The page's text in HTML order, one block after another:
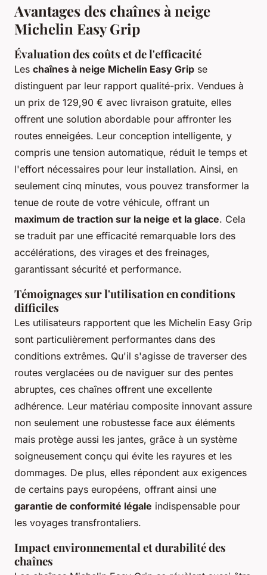
Avantages des chaînes à neige
Michelin Easy Grip
Évaluation des coûts et de l'efficacité
Les chaînes à neige Michelin Easy Grip se
distinguent par leur rapport qualité-prix. Vendues à
un prix de 129,90 € avec livraison gratuite, elles
offrent une solution abordable pour affronter les
routes enneigées. Leur conception intelligente, y
compris une tension automatique, réduit le temps et
l'effort nécessaires pour leur installation. Ainsi, en
seulement cinq minutes, vous pouvez transformer la
tenue de route de votre véhicule, offrant un
maximum de traction sur la neige et la glace. Cela
se traduit par une efficacité remarquable lors des
accélérations, des virages et des freinages,
garantissant sécurité et performance.
Témoignages sur l'utilisation en conditions
difficiles
Les utilisateurs rapportent que les Michelin Easy Grip
sont particulièrement performantes dans des
conditions extrêmes. Qu'il s'agisse de traverser des
routes verglacées ou de naviguer sur des pentes
abruptes, ces chaînes offrent une excellente
adhérence. Leur matériau composite innovant assure
non seulement une robustesse face aux éléments
mais protège aussi les jantes, grâce à un système
soigneusement conçu qui évite les rayures et les
dommages. De plus, elles répondent aux exigences
de certains pays européens, offrant ainsi une
garantie de conformité légale indispensable pour
les voyages transfrontaliers.
Impact environnemental et durabilité des
chaînes